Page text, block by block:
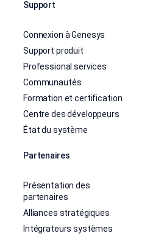
Support
Connexion à Genesys
Support produit
Professional services
Communautés
Formation et certification
Centre des développeurs
État du système
Partenaires
Présentation des
partenaires
Alliances stratégiques
Intégrateurs systèmes